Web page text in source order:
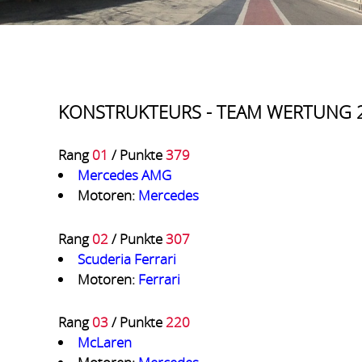
KONSTRUKTEURS - TEAM
Rang01 / Punkte379
Mercedes AMG
Motoren: Mercedes
Rang02/ Punkte307
Scuderia Ferrari
Motoren: Ferrari
Rang03/ Punkte 220
McLaren